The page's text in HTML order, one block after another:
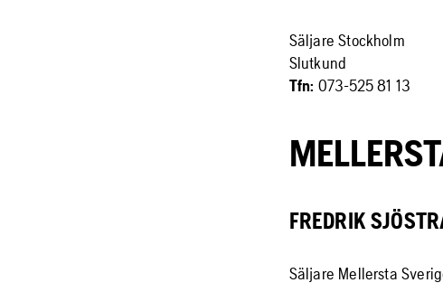
Säljare Stockholm
Slutkund
Tfn: 073-525 81 13
FREDRIK
Säljare Mellersta